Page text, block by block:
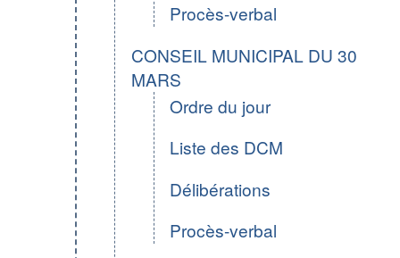
Procès-verbal
CONSEIL MUNICIPAL DU 30
MARS
Ordre du jour
Liste des DCM
Délibérations
Procès-verbal